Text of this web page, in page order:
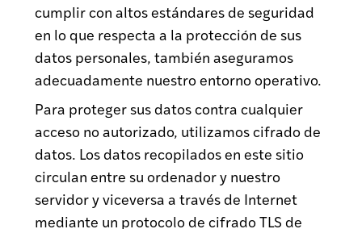
cumplir con altos estándares de seguridad
en lo que respecta a la protección de sus
datos personales, también aseguramos
adecuadamente nuestro entorno operativo.
Para proteger sus datos contra cualquier
acceso no autorizado, utilizamos cifrado de
datos. Los datos recopilados en este sitio
circulan entre su ordenador y nuestro
servidor y viceversa a través de Internet
mediante un protocolo de cifrado TLS de